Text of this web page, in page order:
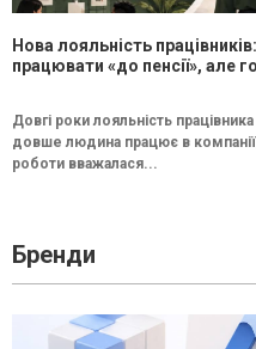
Нова лояльність
працювати «до пенсії», але
Довгі роки лояльність
довше людина працює в
роботи вважалася...
Бренди